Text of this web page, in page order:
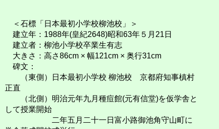
＜石標「日本最初小学校柳池校」＞
建立年：1988年(皇紀2648)昭和63年５月21日
建立者：柳池小学校卒業生有志
大きさ：高さ86cm × 幅121cm × 奥行31cm
碑文：
（東側）日本最初小学校 柳池校 京都府知事槙村
正直
（北側）明治元年九月種痘館(元有信堂)を仮学舎と
して授業開始
二年五月二十一日富小路御池角守山町に